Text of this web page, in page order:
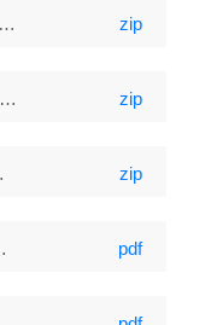
zip
zip
zip
pdf